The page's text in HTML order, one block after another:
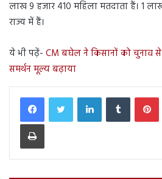
लाख 9 हजार 410 महिला मतदाता हैं। 1
राज्य में हैं।
ये भी पढ़ें- CM बघेल ने किसानों को चुनाव
समर्थन मूल्य बढ़ाया
LinkedInTumblr
Print